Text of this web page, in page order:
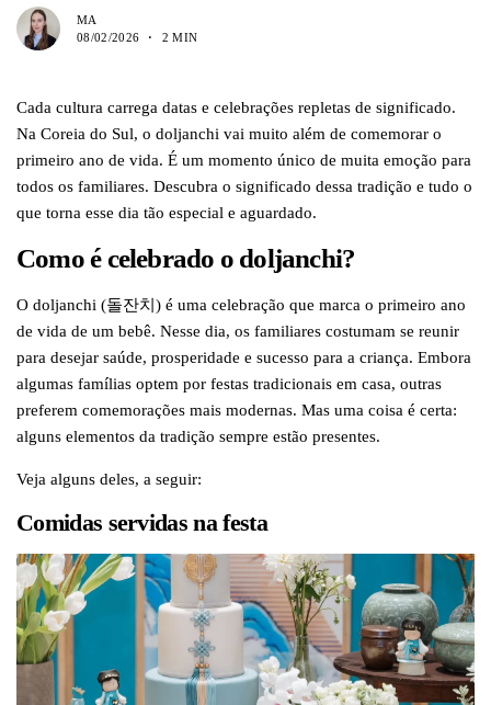
MA
08/02/2026
2 MIN
Cada cultura carrega datas e celebrações repletas de significado.
Na Coreia do Sul, o doljanchi vai muito além de comemorar o
primeiro ano de vida. É um momento único de muita emoção para
todos os familiares. Descubra o significado dessa tradição e tudo o
que torna esse dia tão especial e aguardado.
Como é celebrado o doljanchi?
O doljanchi (돌잔치) é uma celebração que marca o primeiro ano
de vida de um bebê. Nesse dia, os familiares costumam se reunir
para desejar saúde, prosperidade e sucesso para a criança. Embora
algumas famílias optem por festas tradicionais em casa, outras
preferem comemorações mais modernas. Mas uma coisa é certa:
alguns elementos da tradição sempre estão presentes.
Veja alguns deles, a seguir:
Comidas servidas na festa